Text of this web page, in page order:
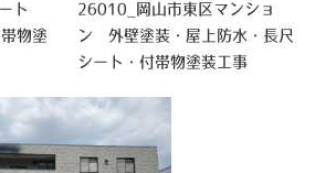
ート
物塗
26010_岡山市東区マンショ
ン 外壁塗装・屋上防水・長尺
シート・付帯物塗装工事